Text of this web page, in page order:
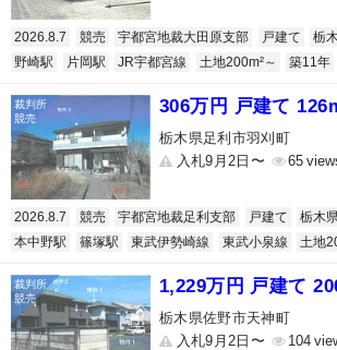
2026.8.7 競売 宇都宮地裁大田原支部 戸建て 栃
野崎駅
片岡駅 JR宇都宮線 土地200m²～ 築11年
306万円 戸建て
栃木県足利市羽刈町
入札9月2日〜
65
2026.8.7 競売 宇都宮地裁足利支部 戸建て 栃木
本中野駅
篠塚駅 東武伊勢崎線 東武小泉線 土地
1,229万円 戸建て
栃木県佐野市天神町
入札9月2日〜
104